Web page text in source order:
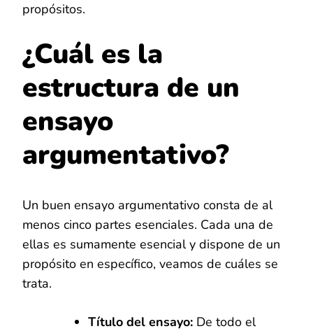
propósitos.
¿Cuál es la
estructura de un
ensayo
argumentativo?
Un buen ensayo argumentativo consta de al
menos cinco partes esenciales. Cada una de
ellas es sumamente esencial y dispone de un
propósito en específico, veamos de cuáles se
trata.
Título del ensayo: De todo el